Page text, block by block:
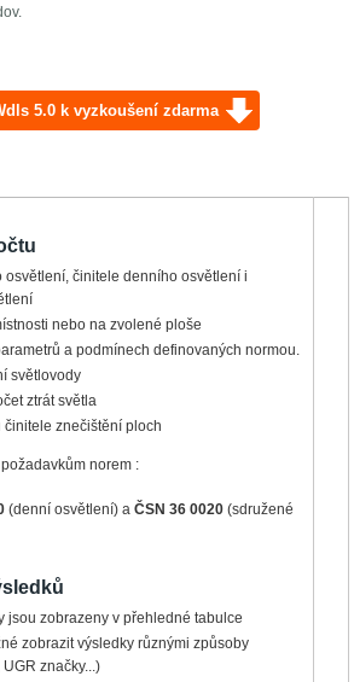
5.0 k vyzkoušení zdarma
osvětlení, činitele denního osvětlení i
nebo na zvolené ploše
a podmínech definovaných normou.
světlovody
ztrát světla
činitele znečištění ploch
norem :
(denní osvětlení) aČSN 36 0020(sdružené
jsou zobrazeny v přehledné tabulce
zobrazit výsledky různými způsoby
značky...)